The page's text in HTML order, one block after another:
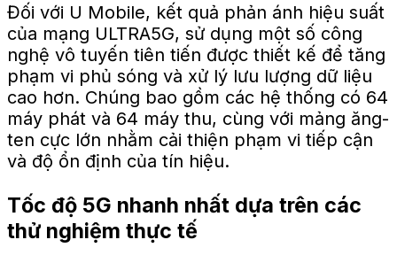
Đối với U Mobile, kết quả phản ánh hiệu suất
của mạng ULTRA5G, sử dụng một số công
nghệ vô tuyến tiên tiến được thiết kế để tăng
phạm vi phủ sóng và xử lý lưu lượng dữ liệu
cao hơn. Chúng bao gồm các hệ thống có 64
máy phát và 64 máy thu, cùng với mảng ăng-
ten cực lớn nhằm cải thiện phạm vi tiếp cận
và độ ổn định của tín hiệu.
Tốc độ 5G nhanh nhất dựa trên các
thử nghiệm thực tế